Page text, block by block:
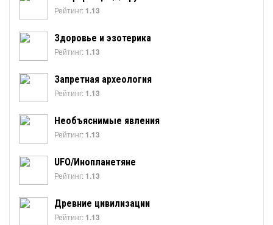
Рейтинг: 1.13
Здоровье и эзотерика
Рейтинг: 1.13
Запретная археология
Рейтинг: 1.13
Необъяснимые явления
Рейтинг: 1.13
UFO/Инопланетяне
Рейтинг: 1.13
Древние цивилизации
Рейтинг: 1.13